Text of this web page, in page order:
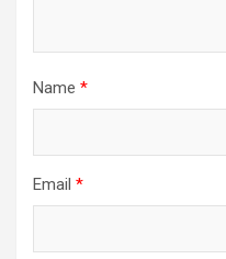
Name *
Email *